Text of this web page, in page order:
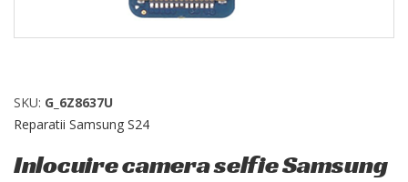
SKU: G_6Z8637U
Reparatii Samsung S24
Inlocuire camera selfie Samsung